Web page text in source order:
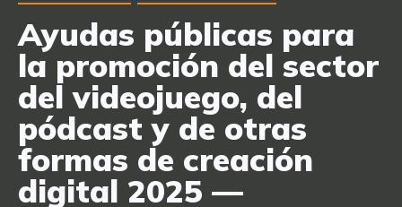
Ayudas públicas para
la promoción del sector
del videojuego, del
pódcast y de otras
formas de creación
digital 2025 —